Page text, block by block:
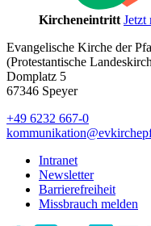
Kircheneintritt Jetzt
Evangelische Kirche der
(Protestantische
Domplatz 5
67346 Speyer
+49 6232 667-0
kommunikation@
Intranet
Newsletter
Barrierefreiheit
Missbrauch melden